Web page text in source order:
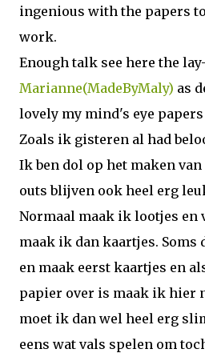
ingenious with the papers
work.
Enough talk see here the
Marianne(MadeByMaly) as
lovely my mind's eye papers
Zoals ik gisteren al had
Ik ben dol op het maken
outs blijven ook heel erg
Normaal maak ik lootjes en
maak ik dan kaartjes. Soms
en maak eerst kaartjes en
papier over is maak ik hier
moet ik dan wel heel erg
eens wat vals spelen om